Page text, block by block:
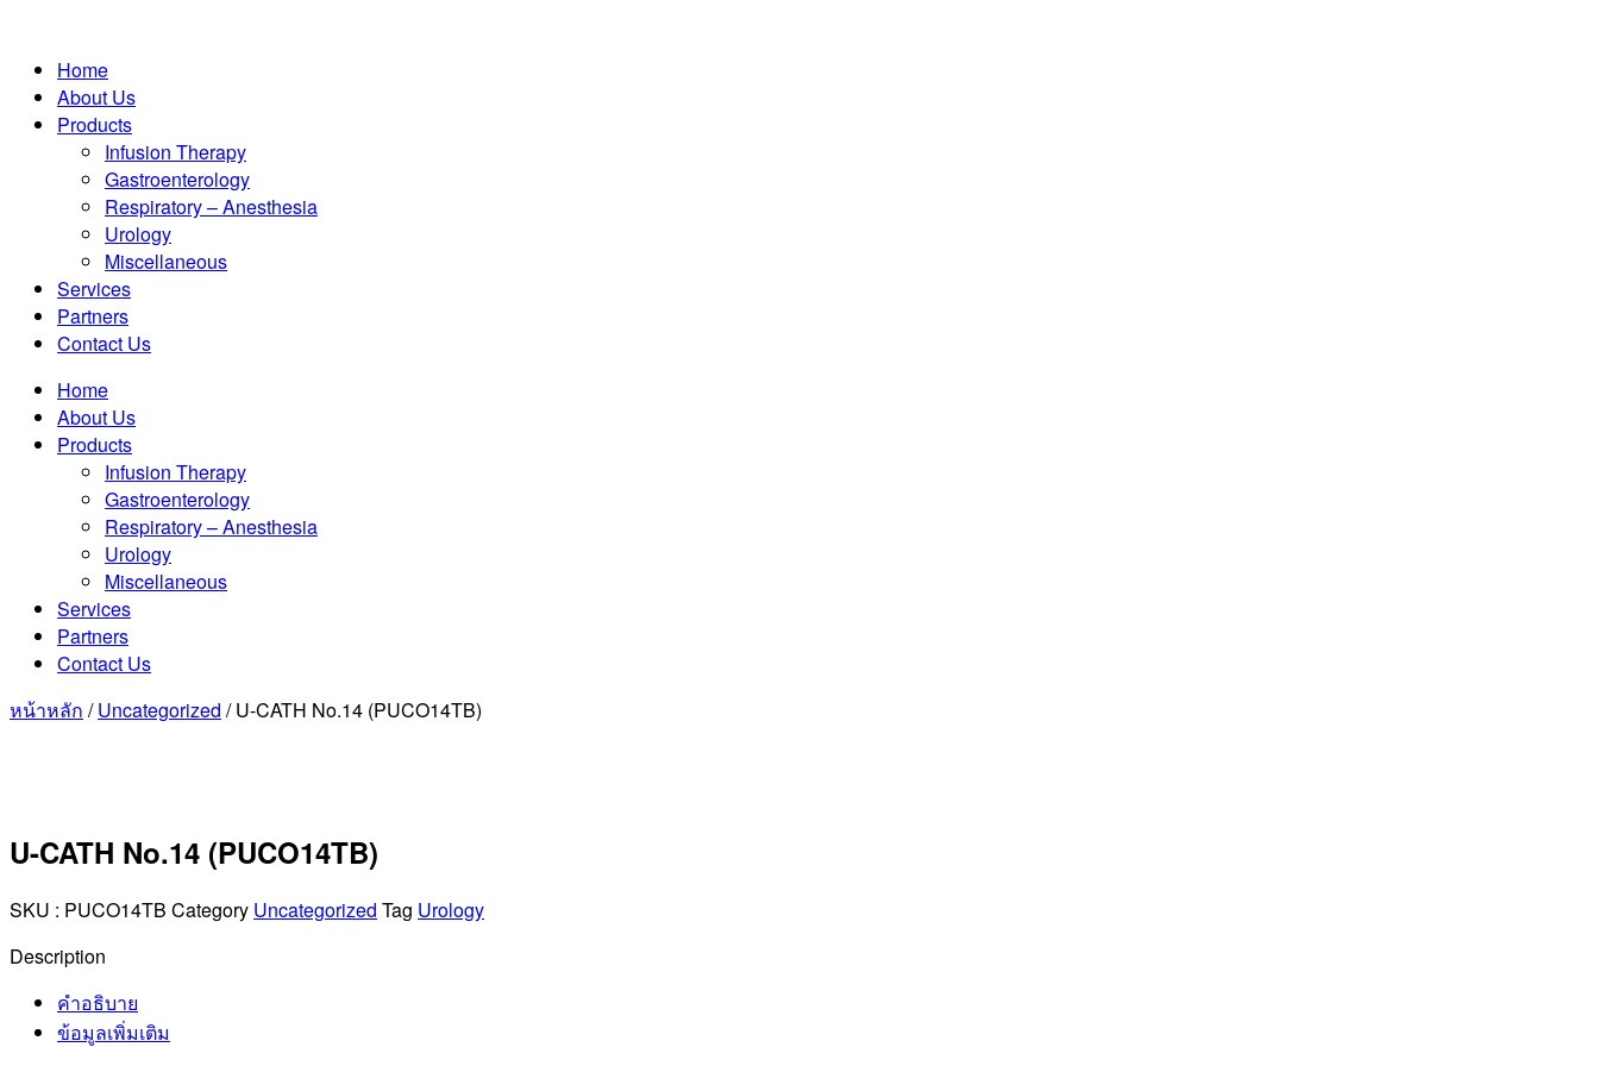
Home
About Us
Products
Infusion Therapy
Gastroenterology
Respiratory – Anesthesia
Urology
Miscellaneous
Services
Partners
Contact Us
Home
About Us
Products
Infusion Therapy
Gastroenterology
Respiratory – Anesthesia
Urology
Miscellaneous
Services
Partners
Contact Us
หน้าหลัก /Uncategorized / U-CATH No.14 (PUCO14TB)
U-CATH No.14 (PUCO14TB)
SKU : PUCO14TB Category Uncategorized Tag Urology
Description
คำอธิบาย
ข้อมูลเพิ่มเติม